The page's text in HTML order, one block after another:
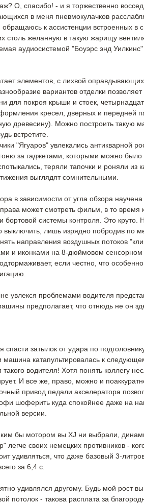
О, спасибо! - и я торжественно
в меня пневмокулачков
к ассистенции встроенных в
столь желанную в такую жарищу
аудиосистемой "Боуэрс энд
элементов, с лихвой
вариантов отделки
для покроя крыши и стоек,
кресел, дверных и передней
древесину). Можно построить такую
встретите.
"Ягуаров" увлекались антикварной
за гаджетами, которыми можно было
теряли тапочки и роняли из
выглядят сомнительными.
в зависимости от угла обзора научена
может смотреть фильм, в то время
бортовой системы контроля. Это круто.
выключить, лишь изрядно побродив по
направления воздушных потоков
и иконками на 8-дюймовом сенсорном
если честно, что
увлекся проблемами водителя
предполагает, что отнюдь не он
затылок от удара по
машина катапультировалась к
водителя! Хотя понять коллегу
И все же, право, можно и
привод педали акселератора
шоферить куда спокойнее даже на
версии.
бы мотором вы XJ ни выбрали,
легче своих немецких противников -
удивляться, что даже базовый 3-
за 6,4 с.
удивлялся другому. Будь мой рост
потолок - такова расплата за